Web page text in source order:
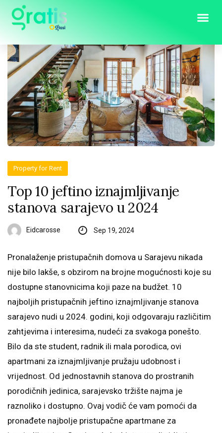
Property for Rent
Top 10 jeftino iznajmljivanje
stanova sarajevo u 2024
Eidcarosse Sep 19, 2024
Pronalaženje pristupačnih domova u Sarajevu nikada
nije bilo lakše, s obzirom na brojne mogućnosti koje su
dostupne stanovnicima koji paze na budžet. 10
najboljih pristupačnih jeftino iznajmljivanje stanova
sarajevo nudi u 2024. godini, koji odgovaraju različitim
zahtjevima i interesima, nudeći za svakoga ponešto.
Bilo da ste student, radnik ili mala porodica, ovi
apartmani za iznajmljivanje pružaju udobnost i
vrijednost. Od jednostavnih stanova do prostranih
porodičnih jedinica, sarajevsko tržište najma je
raznoliko i dostupno. Ovaj vodič će vam pomoći da
pronađete najbolje pristupačne apartmane za